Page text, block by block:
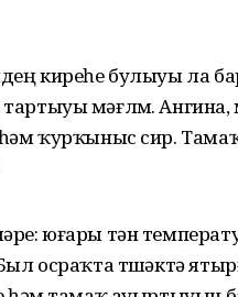
киреһе булыуы ла
мәғлүм.
ҡурҡыныс сир.
юғары тән
осраҡта түшәктә